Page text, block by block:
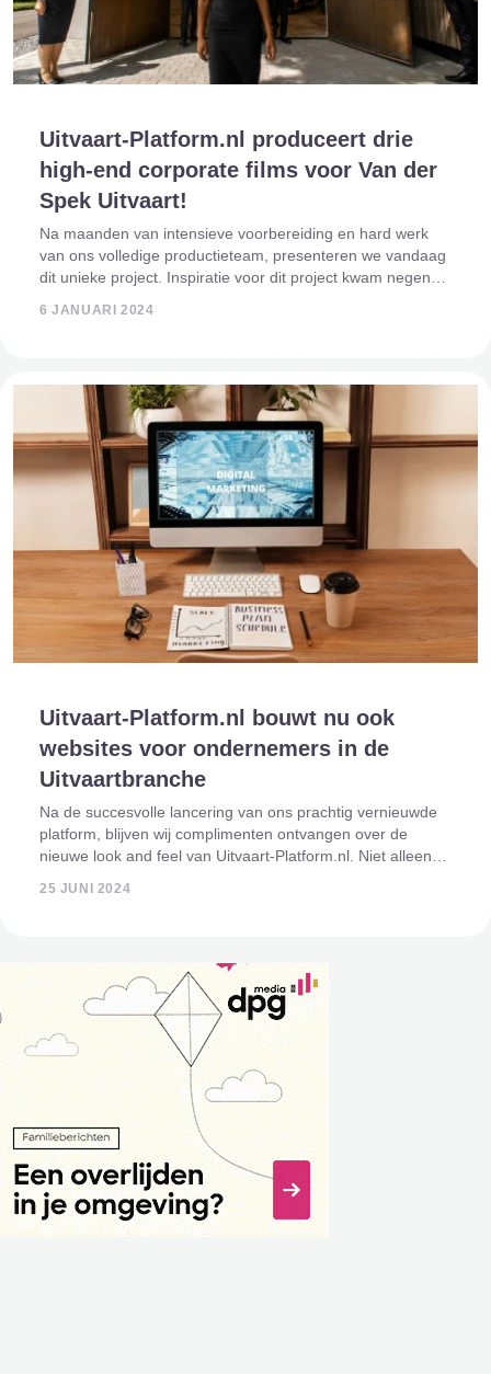
Uitvaart-Platform.nl produceert drie
high-end corporate films voor Van der
Spek Uitvaart!
Na maanden van intensieve voorbereiding en hard werk
van ons volledige productieteam, presenteren we vandaag
dit unieke project. Inspiratie voor dit project kwam negen
6 JANUARI 2024
Uitvaart-Platform.nl bouwt nu ook
websites voor ondernemers in de
Uitvaartbranche
Na de succesvolle lancering van ons prachtig vernieuwde
platform, blijven wij complimenten ontvangen over de
nieuwe look and feel van Uitvaart-Platform.nl. Niet alleen
25 JUNI 2024